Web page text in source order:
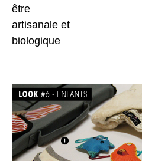
être
artisanale et
biologique